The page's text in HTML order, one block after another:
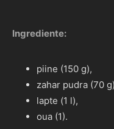
Ingrediente:
piine (150 g),
zahar pudra (70
lapte (1 l),
oua (1).